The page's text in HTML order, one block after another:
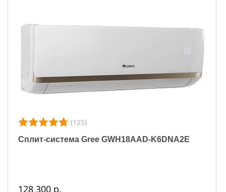
(125)
Сплит-система Gree GWH18AAD-K6DNA2E
128 300 р.